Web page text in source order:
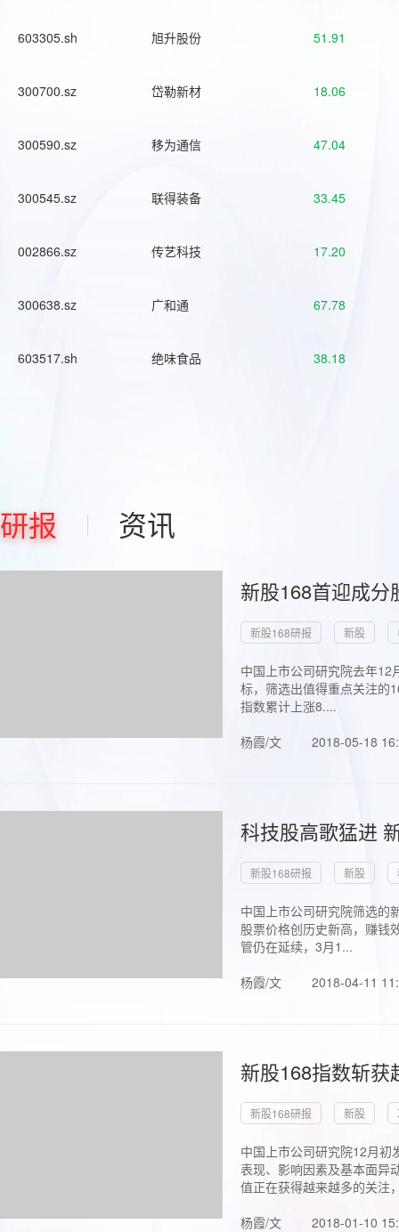
603305.sh 旭升股份 51.91
300700.sz 岱勒新材 18.06
300590.sz 移为通信 47.04
300545.sz 联得装备 33.45
002866.sz 传艺科技 17.20
300638.sz 广和通 67.78
603517.sh 绝味食品 38.18
研报 资讯
新股168首迎成
新股168研报 新股
中国上市公司研究院去年
标，筛选出值得重点关注的
指数累计上涨8....
杨霞/文
2018-05-18
科技股高歌猛进
新股168研报 新股
中国上市公司研究院筛选的
股票价格创历史新高，赚钱
管仍在延续，3月1...
杨霞/文
2018-04-11
新股168指数斩
新股168研报 新股
中国上市公司研究院12月初
表现、影响因素及基本面异
值正在获得越来越多的关注
杨霞/文
2018-01-10